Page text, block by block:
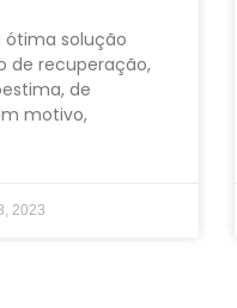
ótima solução
de recuperação,
de
motivo,
2023